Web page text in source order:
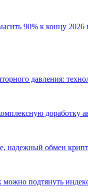
90% к концу 2026
давления:
доработку
надежный обмен
можно подтянуть